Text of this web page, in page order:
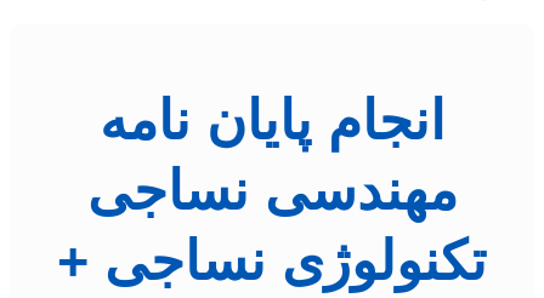
انجام پایان نامه
مهندسی نساجی
تکنولوژی نساجی +